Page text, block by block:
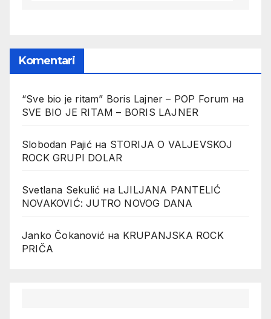
Komentari
“Sve bio je ritam” Boris Lajner – POP Forum на
SVE BIO JE RITAM – BORIS LAJNER
Slobodan Pajićна STORIJA O VALJEVSKOJ
ROCK GRUPI DOLAR
Svetlana Sekulić на LJILJANA PANTELIĆ
NOVAKOVIĆ: JUTRO NOVOG DANA
Janko Čokanović на KRUPANJSKA ROCK
PRIČA